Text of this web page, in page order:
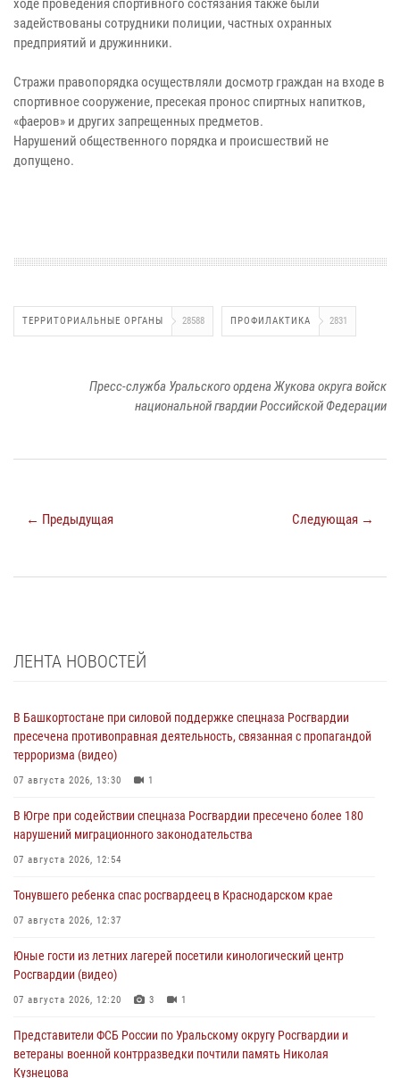
ходе проведения спортивного состязания также были
задействованы сотрудники полиции, частных охранных
предприятий и дружинники.
Стражи правопорядка осуществляли досмотр граждан на входе в
спортивное сооружение, пресекая пронос спиртных напитков,
«фаеров» и других запрещенных предметов.
Нарушений общественного порядка и происшествий не
допущено.
ТЕРРИТОРИАЛЬНЫЕ ОРГАНЫ 28588 ПРОФИЛАКТИКА 2831
Пресс-служба Уральского ордена Жукова округа войск
национальной гвардии Российской Федерации
← Предыдущая Следующая →
ЛЕНТА НОВОСТЕЙ
В Башкортостане при силовой поддержке спецназа Росгвардии
пресечена противоправная деятельность, связанная с пропагандой
терроризма (видео)
07 августа 2026, 13:30 1
В Югре при содействии спецназа Росгвардии пресечено более 180
нарушений миграционного законодательства
07 августа 2026, 12:54
Тонувшего ребенка спас росгвардеец в Краснодарском крае
07 августа 2026, 12:37
Юные гости из летних лагерей посетили кинологический центр
Росгвардии (видео)
07 августа 2026, 12:20 3 1
Представители ФСБ России по Уральскому округу Росгвардии и
ветераны военной контрразведки почтили память Николая
Кузнецова